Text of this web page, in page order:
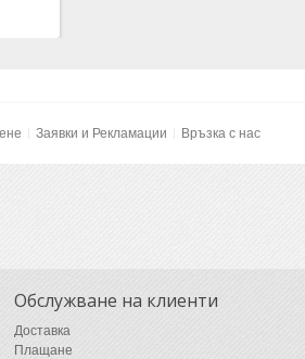
Заявки и Рекламации Връзка с нас
Обслужване на клиенти
Доставка
Плащане